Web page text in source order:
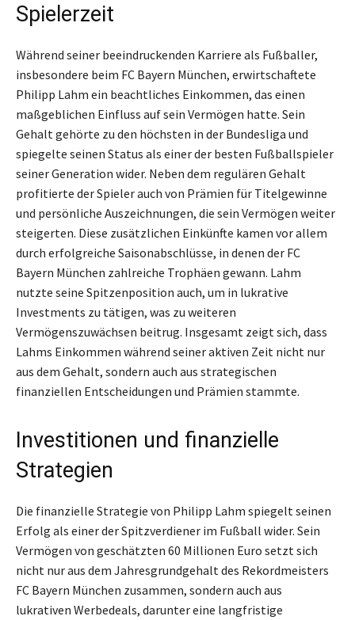
Spielerzeit
Während seiner beeindruckenden Karriere als Fußballer,
insbesondere beim FC Bayern München, erwirtschaftete
Philipp Lahm ein beachtliches Einkommen, das einen
maßgeblichen Einfluss auf sein Vermögen hatte. Sein
Gehalt gehörte zu den höchsten in der Bundesliga und
spiegelte seinen Status als einer der besten Fußballspieler
seiner Generation wider. Neben dem regulären Gehalt
profitierte der Spieler auch von Prämien für Titelgewinne
und persönliche Auszeichnungen, die sein Vermögen weiter
steigerten. Diese zusätzlichen Einkünfte kamen vor allem
durch erfolgreiche Saisonabschlüsse, in denen der FC
Bayern München zahlreiche Trophäen gewann. Lahm
nutzte seine Spitzenposition auch, um in lukrative
Investments zu tätigen, was zu weiteren
Vermögenszuwächsen beitrug. Insgesamt zeigt sich, dass
Lahms Einkommen während seiner aktiven Zeit nicht nur
aus dem Gehalt, sondern auch aus strategischen
finanziellen Entscheidungen und Prämien stammte.
Investitionen und finanzielle
Strategien
Die finanzielle Strategie von Philipp Lahm spiegelt seinen
Erfolg als einer der Spitzverdiener im Fußball wider. Sein
Vermögen von geschätzten 60 Millionen Euro setzt sich
nicht nur aus dem Jahresgrundgehalt des Rekordmeisters
FC Bayern München zusammen, sondern auch aus
lukrativen Werbedeals, darunter eine langfristige